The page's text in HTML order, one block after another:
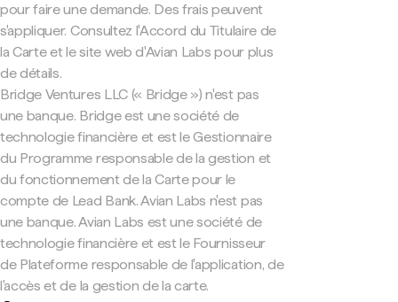
pour faire une demande. Des frais peuvent
s'appliquer. Consultez l'Accord du Titulaire de
la Carte et le site web d'Avian Labs pour plus
de détails.
Bridge Ventures LLC (« Bridge ») n'est pas
une banque. Bridge est une société de
technologie financière et est le Gestionnaire
du Programme responsable de la gestion et
du fonctionnement de la Carte pour le
compte de Lead Bank. Avian Labs n'est pas
une banque. Avian Labs est une société de
technologie financière et est le Fournisseur
de Plateforme responsable de l'application, de
l'accès et de la gestion de la carte.